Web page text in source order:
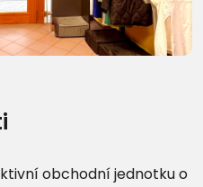
obchodní jednotku o